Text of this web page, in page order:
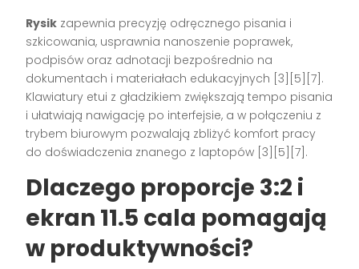
Rysik zapewnia precyzję odręcznego pisania i
szkicowania, usprawnia nanoszenie poprawek,
podpisów oraz adnotacji bezpośrednio na
dokumentach i materiałach edukacyjnych [3][5][7].
Klawiatury etui z gładzikiem zwiększają tempo pisania
i ułatwiają nawigację po interfejsie, a w połączeniu z
trybem biurowym pozwalają zbliżyć komfort pracy
do doświadczenia znanego z laptopów [3][5][7].
Dlaczego proporcje 3:2 i
ekran 11.5 cala pomagają
w produktywności?